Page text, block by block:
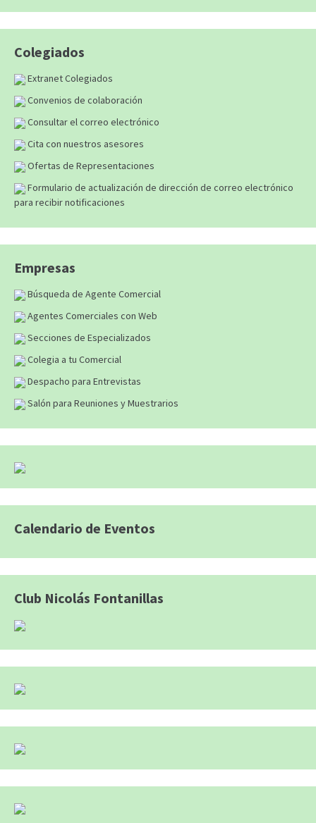
Colegiados
Extranet Colegiados
Convenios de colaboración
Consultar el correo electrónico
Cita con nuestros asesores
Ofertas de Representaciones
Formulario de actualización de dirección de correo electrónico
para recibir notificaciones
Empresas
Búsqueda de Agente Comercial
Agentes Comerciales con Web
Secciones de Especializados
Colegia a tu Comercial
Despacho para Entrevistas
Salón para Reuniones y Muestrarios
Calendario de Eventos
Club Nicolás Fontanillas